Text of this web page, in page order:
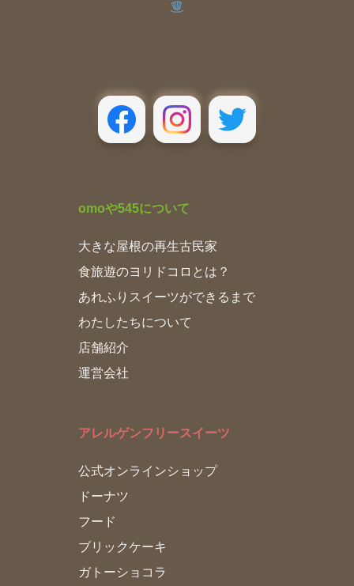
omoや545について
大きな屋根の再生古民家
食旅遊のヨリドコロとは？
あれふりスイーツができるまで
わたしたちについて
店舗紹介
運営会社
アレルゲンフリースイーツ
公式オンラインショップ
ドーナツ
フード
ブリックケーキ
ガトーショコラ